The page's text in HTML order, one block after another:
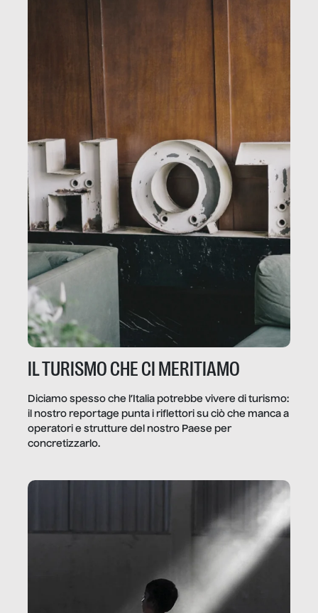
IL TURISMO CHE CI MERITIAMO
Diciamo spesso che l’Italia potrebbe vivere di turismo:
il nostro reportage punta i riflettori su ciò che manca a
operatori e strutture del nostro Paese per
concretizzarlo.